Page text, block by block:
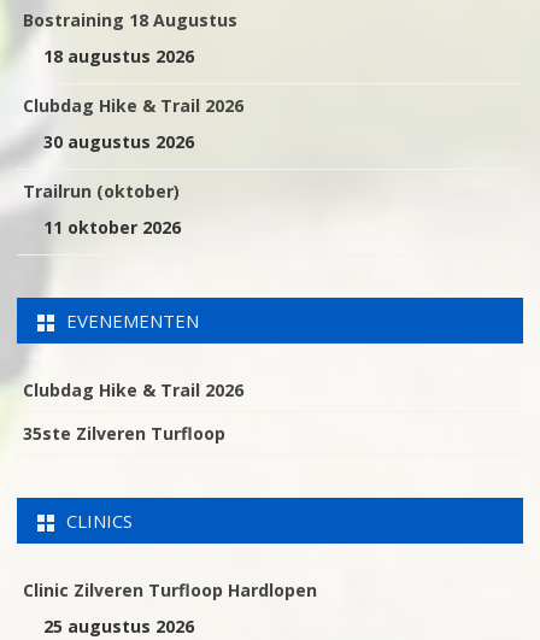
Bostraining 18 Augustus
18 augustus 2026
Clubdag Hike & Trail 2026
30 augustus 2026
Trailrun (oktober)
11 oktober 2026
EVENEMENTEN
Clubdag Hike & Trail 2026
35ste Zilveren Turfloop
CLINICS
Clinic Zilveren Turfloop Hardlopen
25 augustus 2026